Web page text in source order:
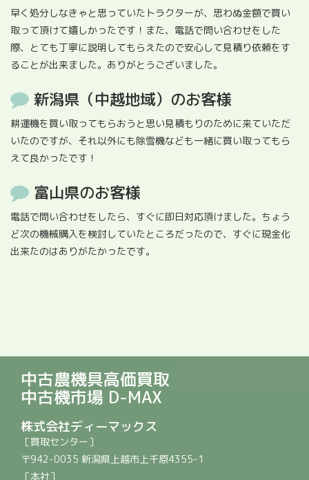
早く処分しなきゃと思っていたトラクターが、思わぬ金額で買い
取って頂けて嬉しかったです！また、電話で問い合わせをした
際、とても丁寧に説明してもらえたので安心して見積り依頼をす
ることが出来ました。ありがとうございました。
新潟県（中越地域）のお客様
耕運機を買い取ってもらおうと思い見積もりのために来ていただ
いたのですが、それ以外にも除雪機なども一緒に買い取ってもら
えて良かったです！
富山県のお客様
電話で問い合わせをしたら、すぐに即日対応頂けました。ちょう
ど次の機械購入を検討していたところだったので、すぐに現金化
出来たのはありがたかったです。
中古農機具高価買取
中古機市場 D-MAX
株式会社ディーマックス
［買取センター］
〒942-0035 新潟県上越市上千原4355-1
［本社］